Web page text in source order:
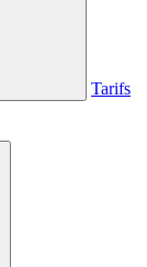
Tarifs